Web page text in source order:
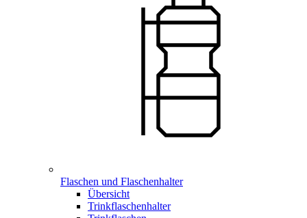
Flaschen und Flaschenhalter
Übersicht
Trinkflaschenhalter